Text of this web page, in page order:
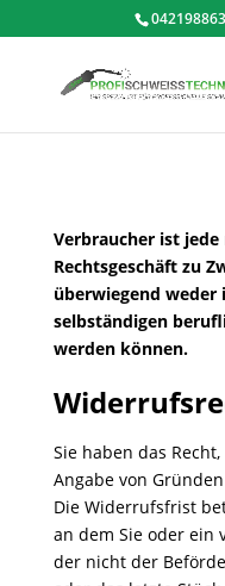
Verbraucher ist
Rechtsgeschäft zu
überwiegend
selbständigen
werden können.
Sie haben das
Angabe von
Die Widerrufsfrist
an dem Sie oder ein
der nicht der